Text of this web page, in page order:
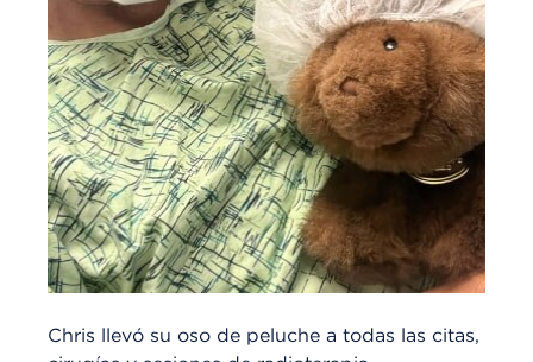
Chris llevó su oso de peluche a todas las citas,